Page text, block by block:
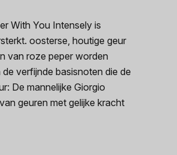
With You Intensely is
oosterse, houtige geur
van roze peper worden
verfijnde basisnoten die de
De mannelijke Giorgio
geuren met gelijke kracht